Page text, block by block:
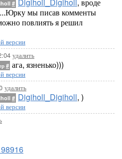
#
мы писав комменты
повлиять я решил
версии
удалить
# ага, язненько)))
версии
удалить
# Digiholl_Digiholl, )
версии